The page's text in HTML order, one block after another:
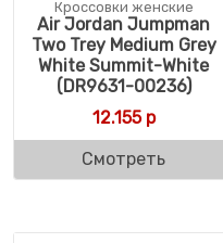
Кроссовки женские
Air Jordan Jumpman
Two Trey Medium Grey
White Summit-White
(DR9631-00236)
12.155р
Смотреть